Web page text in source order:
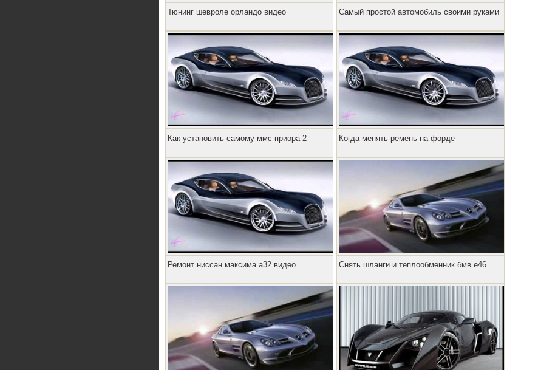
Тюнинг шевроле орландо видео Самый простой автомобиль своими руками
Как установить самому ммс приора 2 Когда менять ремень на форде
Ремонт ниссан максима а32 видео Снять шланги и теплообменник бмв е46